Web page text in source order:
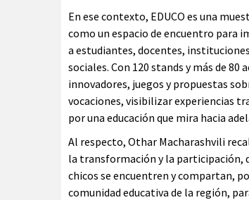
En ese contexto, EDUCO es una
como un espacio de encuentro para
a estudiantes, docentes,
sociales. Con 120 stands y más de
innovadores, juegos y propuestas
vocaciones, visibilizar experiencias
por una educación que mira hacia
Al respecto, Othar Macharashvili
la transformación y la participación,
chicos se encuentren y compartan,
comunidad educativa de la región,